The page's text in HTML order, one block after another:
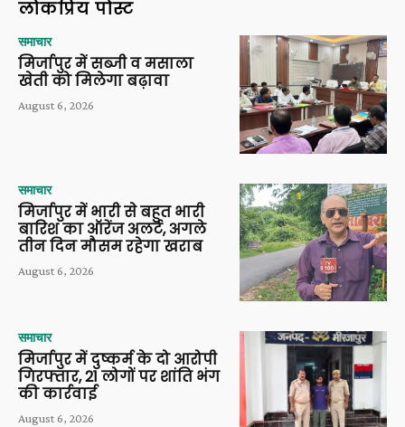
लोकप्रिय पोस्ट
समाचार
मिर्जापुर में सब्जी व मसाला
खेती को मिलेगा बढ़ावा
August 6, 2026
समाचार
मिर्जापुर में भारी से बहुत भारी
बारिश का ऑरेंज अलर्ट, अगले
तीन दिन मौसम रहेगा खराब
August 6, 2026
समाचार
मिर्जापुर में दुष्कर्म के दो आरोपी
गिरफ्तार, 21 लोगों पर शांति भंग
की कार्रवाई
August 6, 2026